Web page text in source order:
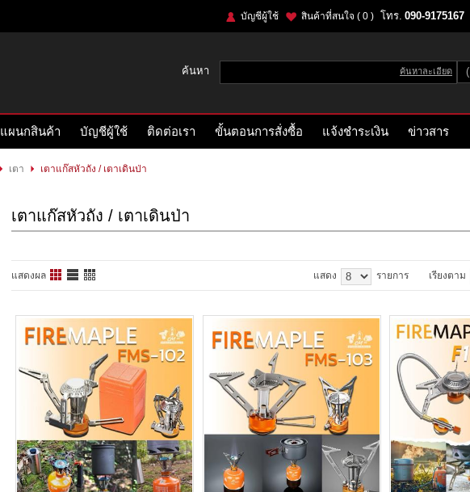
โทร. 090-9175167
สินค้าที่สนใจ ( 0 )
บัญชีผู้ใช้
ค้นหา ค้นหาละเอียด (
แผนกสินค้า บัญชีผู้ใช้ ติดต่อเรา ขั้นตอนการสั่งซื้อ แจ้งชำระเงิน ข่าวสาร
เตา เตาแก๊สหัวถัง / เตาเดินป่า
เตาแก๊สหัวถัง / เตาเดินป่า
แสดงผล เรียงตาม
แสดง รายการ